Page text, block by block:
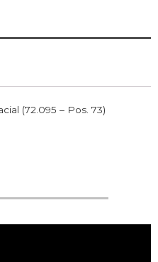
(72.095 – Pos. 73)